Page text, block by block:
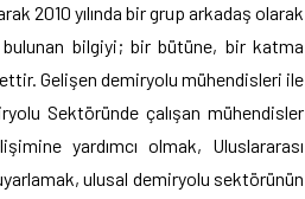
2010 yılında bir grup arkadaş olarak
bulunan bilgiyi; bir bütüne, bir katma
Gelişen demiryolu mühendisleri ile
Sektöründe çalışan mühendisler
yardımcı olmak, Uluslararası
ulusal demiryolu sektörünün